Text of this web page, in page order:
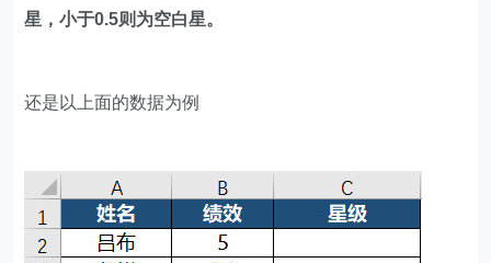
星，小于0.5则为空白星。
还是以上面的数据为例